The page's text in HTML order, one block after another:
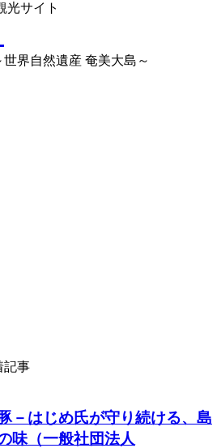
光サイト
界自然遺産 奄美大島～
記事
－はじめ氏が守り続ける、島
味（一般社団法人